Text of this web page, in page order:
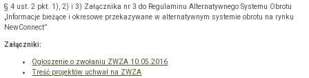
§ 4 ust. 2 pkt. 1), 2) i 3) Załącznika nr 3 do Regulaminu Alternatywnego Systemu Obrotu
„Informacje bieżące i okresowe przekazywane w alternatywnym systemie obrotu na rynku
NewConnect”.
Załączniki:
Ogłoszenie o zwołaniu ZWZA 10.05.2016
Treść projektów uchwał na ZWZA